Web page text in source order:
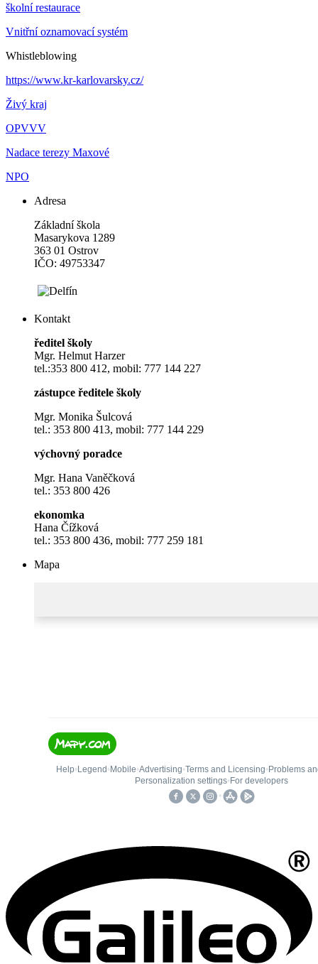
školní restaurace
Vnitřní oznamovací systém
Whistleblowing
https://www.kr-karlovarsky.cz/
Živý kraj
OPVVV
Nadace terezy Maxové
NPO
Adresa
Základní škola
Masarykova 1289
363 01 Ostrov
IČO: 49753347
Kontakt
ředitel školy
Mgr. Helmut Harzer
tel.:353 800 412, mobil: 777 144 227
zástupce ředitele školy
Mgr. Monika Šulcová
tel.: 353 800 413, mobil: 777 144 229
výchovný poradce
Mgr. Hana Vaněčková
tel.: 353 800 426
ekonomka
Hana Čížková
tel.: 353 800 436, mobil: 777 259 181
Mapa